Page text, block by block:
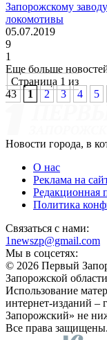
Запорожскому
локомотивы
05.07.2019
9
1
Еще больше
Страница 1 из
43
1 2 3 4 5
Новости города, в
О нас
Реклама на
Редакционная
Политика
Связаться с нами:
1newszp@gmail.com
Мы в соцсетях:
© 2026 Первый
Запорожской
Использование
интернет-изданий –
Запорожский» не
Все права защищены.